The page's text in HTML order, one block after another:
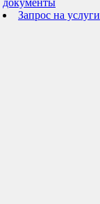
документы
Запрос на услуги